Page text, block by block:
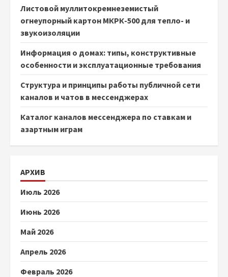
Листовой муллитокремнеземистый
огнеупорный картон МКРК-500 для тепло- и
звукоизоляции
Информация о домах: типы, конструктивные
особенности и эксплуатационные требования
Структура и принципы работы публичной сети
каналов и чатов в мессенджерах
Каталог каналов мессенджера по ставкам и
азартным играм
АРХИВ
Июль 2026
Июнь 2026
Май 2026
Апрель 2026
Февраль 2026